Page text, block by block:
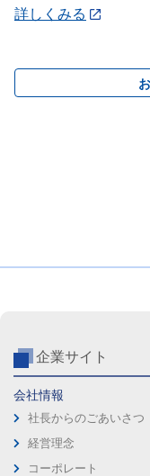
詳しくみる
企業サイト
会社情報
社長からのごあいさつ
経営理念
コーポレート